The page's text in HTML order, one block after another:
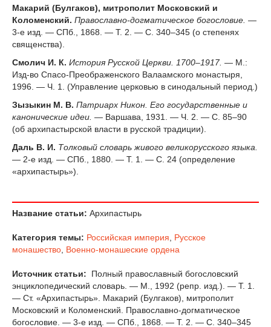
Макарий (Булгаков), митрополит Московский и
Коломенский. Православно-догматическое богословие. —
3-е изд. — СПб., 1868. — Т. 2. — С. 340–345 (о степенях
священства).
Смолич И. К. История Русской Церкви. 1700–1917. — М.:
Изд-во Спасо-Преображенского Валаамского монастыря,
1996. — Ч. 1. (Управление церковью в синодальный период.)
Зызыкин М. В. Патриарх Никон. Его государственные и
канонические идеи. — Варшава, 1931. — Ч. 2. — С. 85–90
(об архипастырской власти в русской традиции).
Даль В. И. Толковый словарь живого великорусского языка.
— 2-е изд. — СПб., 1880. — Т. 1. — С. 24 (определение
«архипастырь»).
Название статьи: Архипастырь
Категория темы: Российская империя
Русское
монашество Военно-монашеские ордена
Источник статьи:
Полный православный богословский
энциклопедический словарь. — М., 1992 (репр. изд.). — Т. 1.
— Ст. «Архипастырь». Макарий (Булгаков), митрополит
Московский и Коломенский. Православно-догматическое
богословие. — 3-е изд. — СПб., 1868. — Т. 2. — С. 340–345